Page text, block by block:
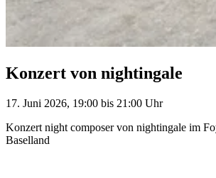
Konzert von nightingale
17. Juni 2026, 19:00 bis 21:00 Uhr
Konzert night composer von nightingale im
Baselland